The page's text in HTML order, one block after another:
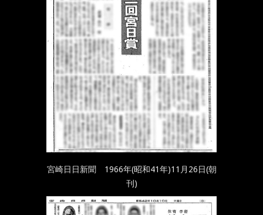
宮崎日日新聞 1966年(昭和41年)11月26日(朝
刊)